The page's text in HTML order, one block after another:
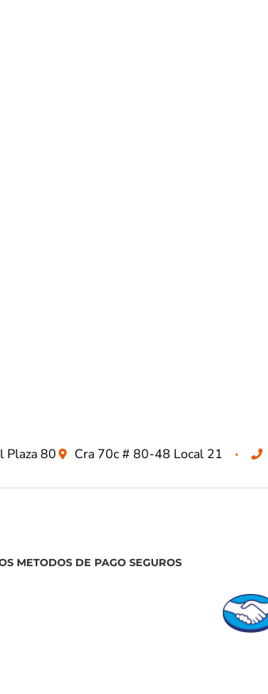
Plaza 80 Cra 70c # 80-48 Local 21
METODOS DE PAGO SEGUROS